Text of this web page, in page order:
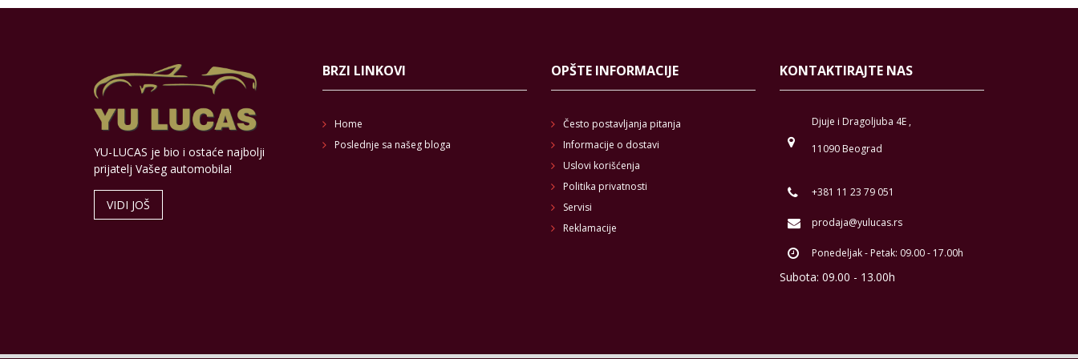
YU-LUCAS je bio i ostaće najbolji
prijatelj Vašeg automobila!
VIDI JOŠ
BRZI LINKOVI
Home
Poslednje sa našeg bloga
OPŠTE INFORMACIJE
Često postavljanja pitanja
Informacije o dostavi
Uslovi korišćenja
Politika privatnosti
Servisi
Reklamacije
KONTAKTIRAJTE NAS
Djuje i Dragoljuba 4E ,
11090 Beograd
+381 11 23 79 051
prodaja@yulucas.rs
Ponedeljak - Petak: 09.00 - 17.00h
Subota: 09.00 - 13.00h